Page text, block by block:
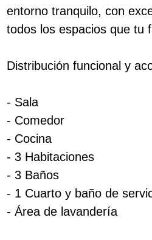
entorno tranquilo, con
todos los espacios que tu
Distribución funcional y
- Sala
- Comedor
- Cocina
- 3 Habitaciones
- 3 Baños
- 1 Cuarto y baño de
- Área de lavandería